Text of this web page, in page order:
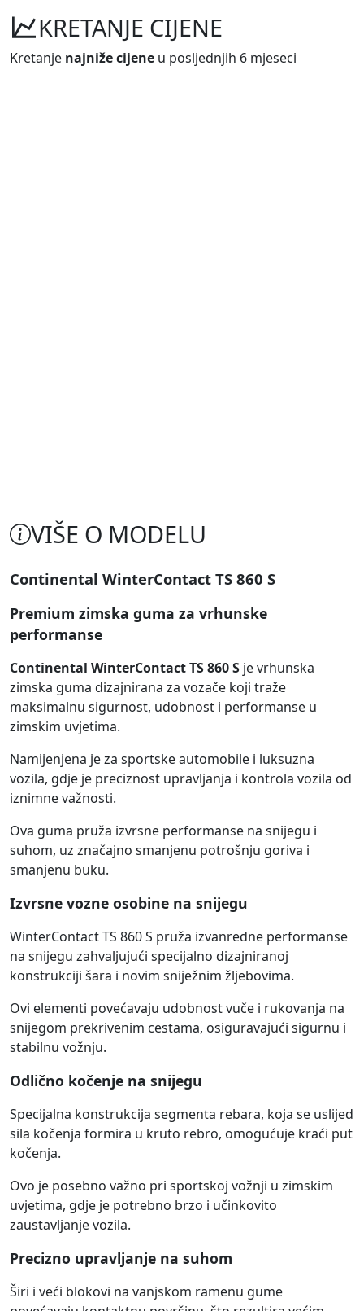
KRETANJE CIJENE
Kretanje najniže cijene u posljednjih 6 mjeseci
VIŠE O MODELU
Continental WinterContact TS 860 S
Premium zimska guma za vrhunske
performanse
Continental WinterContact TS 860 S je vrhunska
zimska guma dizajnirana za vozače koji traže
maksimalnu sigurnost, udobnost i performanse u
zimskim uvjetima.
Namijenjena je za sportske automobile i luksuzna
vozila, gdje je preciznost upravljanja i kontrola vozila od
iznimne važnosti.
Ova guma pruža izvrsne performanse na snijegu i
suhom, uz značajno smanjenu potrošnju goriva i
smanjenu buku.
Izvrsne vozne osobine na snijegu
WinterContact TS 860 S pruža izvanredne performanse
na snijegu zahvaljujući specijalno dizajniranoj
konstrukciji šara i novim sniježnim žljebovima.
Ovi elementi povećavaju udobnost vuče i rukovanja na
snijegom prekrivenim cestama, osiguravajući sigurnu i
stabilnu vožnju.
Odlično kočenje na snijegu
Specijalna konstrukcija segmenta rebara, koja se uslijed
sila kočenja formira u kruto rebro, omogućuje kraći put
kočenja.
Ovo je posebno važno pri sportskoj vožnji u zimskim
uvjetima, gdje je potrebno brzo i učinkovito
zaustavljanje vozila.
Precizno upravljanje na suhom
Širi i veći blokovi na vanjskom ramenu gume